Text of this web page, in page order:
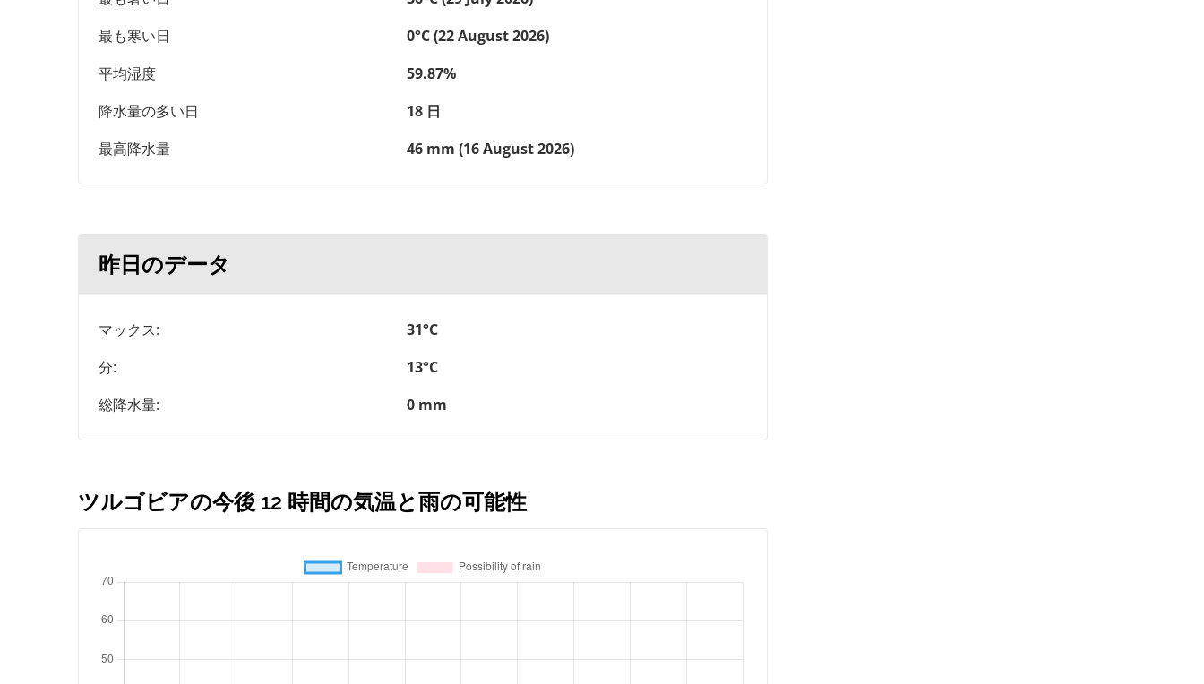
最も寒い日
0°C (22 August 2026)
平均湿度
59.87%
降水量の多い日
18 日
最高降水量
46 mm (16 August 2026)
昨日のデータ
マックス:
31°C
分:
13°C
総降水量:
0 mm
ツルゴビアの今後 12 時間の気温と雨の可能性